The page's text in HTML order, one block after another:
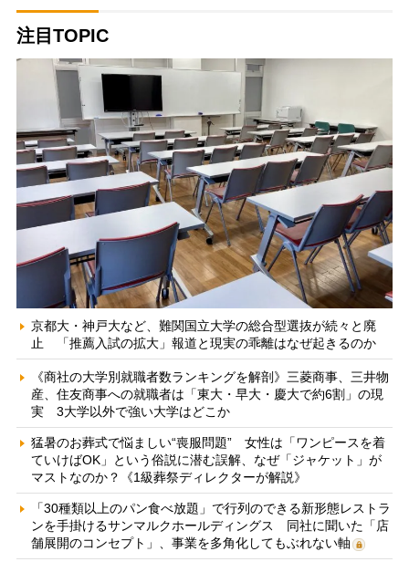
注目TOPIC
京都大・神戸大など、難関国立大学の総合型選抜が続々と廃
止 「推薦入試の拡大」報道と現実の乖離はなぜ起きるのか
《商社の大学別就職者数ランキングを解剖》三菱商事、三井物
産、住友商事への就職者は「東大・早大・慶大で約6割」の現
実 3大学以外で強い大学はどこか
猛暑のお葬式で悩ましい“喪服問題” 女性は「ワンピースを着
ていけばOK」という俗説に潜む誤解、なぜ「ジャケット」が
マストなのか？《1級葬祭ディレクターが解説》
「30種類以上のパン食べ放題」で行列のできる新形態レストラ
ンを手掛けるサンマルクホールディングス 同社に聞いた「店
舗展開のコンセプト」、事業を多角化してもぶれない軸